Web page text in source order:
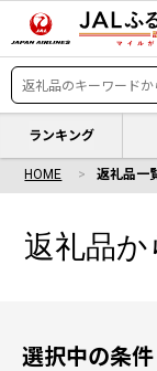
ランキング
HOME 返礼品一
返礼品か
選択中の条件